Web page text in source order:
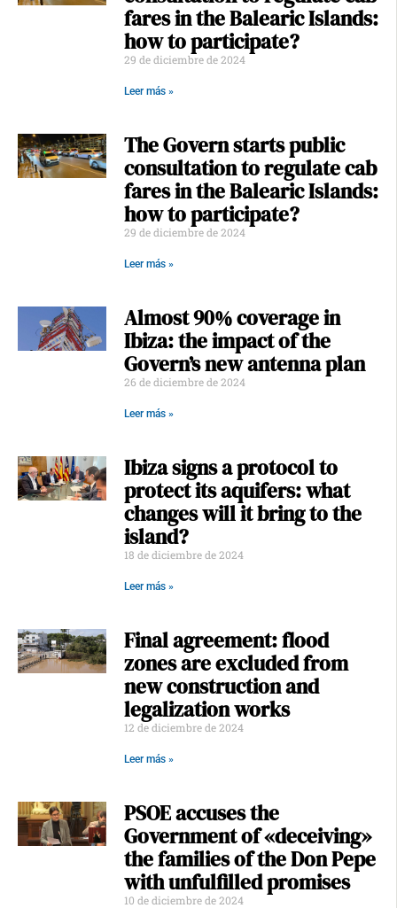
fares in the Balearic Islands:
how to participate?
29 de diciembre de 2024
Leer más »
The Govern starts public
consultation to regulate cab
fares in the Balearic Islands:
how to participate?
29 de diciembre de 2024
Leer más »
Almost 90% coverage in
Ibiza: the impact of the
Govern’s new antenna plan
26 de diciembre de 2024
Leer más »
Ibiza signs a protocol to
protect its aquifers: what
changes will it bring to the
island?
18 de diciembre de 2024
Leer más »
Final agreement: flood
zones are excluded from
new construction and
legalization works
12 de diciembre de 2024
Leer más »
PSOE accuses the
Government of «deceiving»
the families of the Don Pepe
with unfulfilled promises
10 de diciembre de 2024